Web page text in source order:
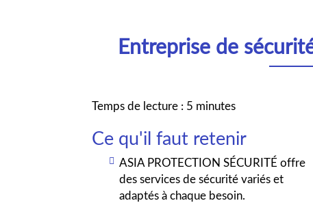
Entreprise de
Temps de lecture : 5 minutes
Ce qu'il faut retenir
ASIA PROTECTION SÉCURITÉ offre
des services de sécurité variés et
adaptés à chaque besoin.